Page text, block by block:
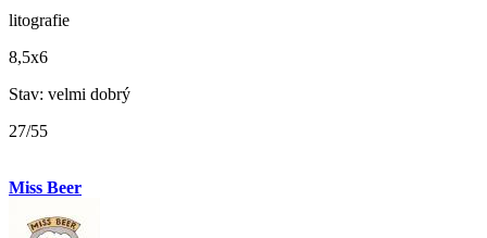
litografie
8,5x6
Stav: velmi dobrý
27/55
Miss Beer